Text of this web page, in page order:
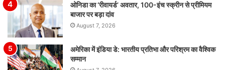
ओनिडा का ‘रीवायर्ड’ अवतार, 100-इंच स्क्रीन से प्रीमियम
बाजार पर बड़ा दांव
August 7, 2026
अमेरिका में इंडिया डे: भारतीय प्रतिभा और परिश्रम का वैश्विक
सम्मान